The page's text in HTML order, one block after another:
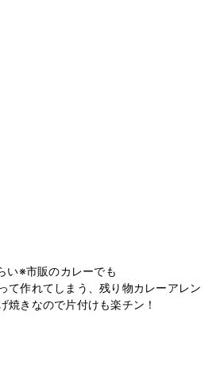
い※市販のカレーでも
て作れてしまう、残り物カレーアレン
焼きなので片付けも楽チン！